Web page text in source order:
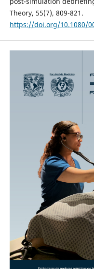
Theory, 55(7), 809-821.
https://doi.org/10.1080/